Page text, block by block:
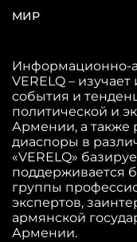
МИР
Информационно-
VERELQ –
события и
политической и
Армении, а также
диаспоры в
«VERELQ»
поддерживается
группы
экспертов,
армянской
Армении.